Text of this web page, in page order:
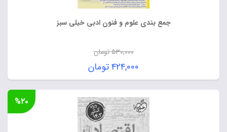
جمع بندی علوم و فنون ادبی خیلی سبز
۵۳۰,۰۰۰تومان
قیمت
اصلی:
۵۳۰,۰۰۰ تومان
بود.
۴۲۴,۰۰۰تومان
قیمت
فعلی:
۴۲۴,۰۰۰ تومان.
%۲۰